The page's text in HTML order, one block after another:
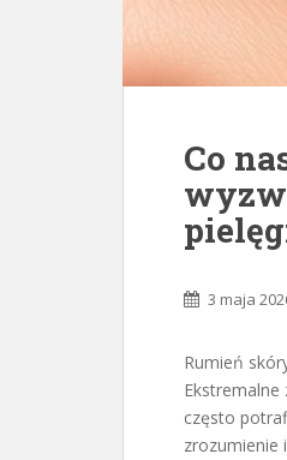
Co
3 maja
Rumień
często
zrozumienie